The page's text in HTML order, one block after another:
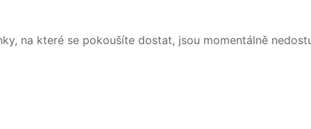
na které se pokoušíte dostat, jsou momentálně